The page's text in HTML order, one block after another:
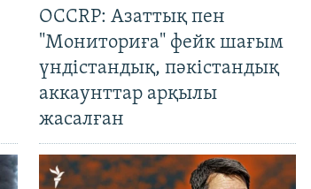
OCCRP: Азаттық пен
"Мониториға" фейк шағым
үндістандық, пәкістандық
аккаунттар арқылы
жасалған